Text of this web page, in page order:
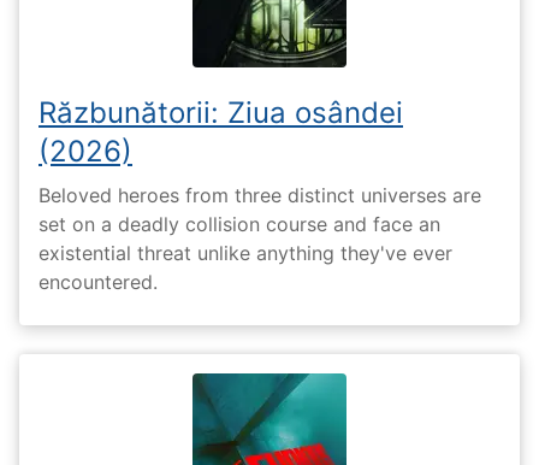
Răzbunătorii: Ziua osândei
(2026)
Beloved heroes from three distinct universes are
set on a deadly collision course and face an
existential threat unlike anything they've ever
encountered.